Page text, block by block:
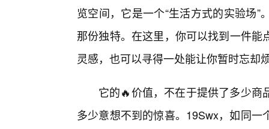
览空间，它是一个“生活方式的实验场
那份独特。在这里，你可以找到一件
灵感，也可以寻得一处能让你暂时忘却
它的🔥价值，不在于提供了多少
多少意想不到的惊喜。19Swx，如同